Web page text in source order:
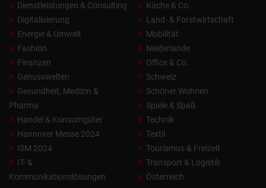
Dienstleistungen & Consulting
Digitalisierung
Energie & Umwelt
Fashion
Finanzen
Genusswelten
Gesundheit, Medizin &
Pharma
Handel & Konsumgüter
Hannover Messe 2024
ISM 2024
IT- &
Kommunikationslösungen
Küche & Co.
Land- & Forstwirtschaft
Mobilität
Niederlande
Office & Co.
Schweiz
Schöner Wohnen
Spiele & Spaß
Technik
Textil
Tourismus & Freizeit
Transport & Logistik
Österreich